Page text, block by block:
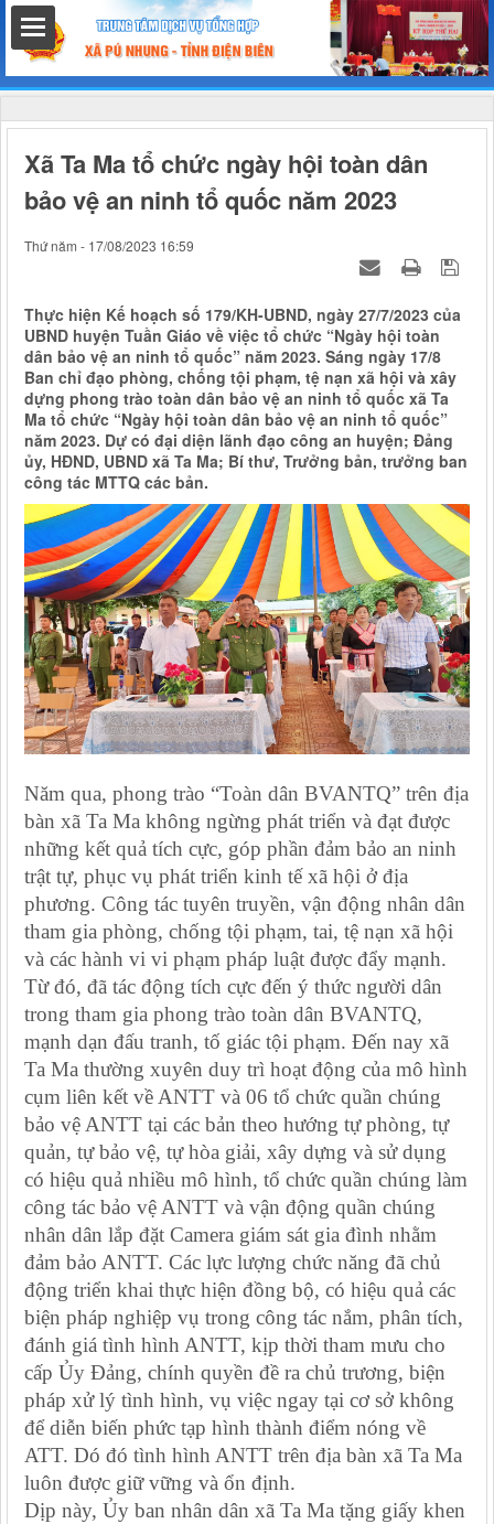
chính
Xã Ta Ma tổ chức ngày hội toàn dân
bảo vệ an ninh tổ quốc năm 2023
Thứ năm - 17/08/2023 16:59
Thực hiện Kế hoạch số 179/KH-UBND, ngày 27/7/2023 của
UBND huyện Tuần Giáo về việc tổ chức “Ngày hội toàn
dân bảo vệ an ninh tổ quốc” năm 2023. Sáng ngày 17/8
Ban chỉ đạo phòng, chống tội phạm, tệ nạn xã hội và xây
dựng phong trào toàn dân bảo vệ an ninh tổ quốc xã Ta
Ma tổ chức “Ngày hội toàn dân bảo vệ an ninh tổ quốc”
năm 2023. Dự có đại diện lãnh đạo công an huyện; Đảng
ủy, HĐND, UBND xã Ta Ma; Bí thư, Trưởng bản, trưởng ban
công tác MTTQ các bản.
Năm qua, phong trào “Toàn dân BVANTQ” trên địa
bàn xã Ta Ma không ngừng phát triển và đạt được
những kết quả tích cực, góp phần đảm bảo an ninh
trật tự, phục vụ phát triển kinh tế xã hội ở địa
phương. Công tác tuyên truyền, vận động nhân dân
tham gia phòng, chống tội phạm, tai, tệ nạn xã hội
và các hành vi vi phạm pháp luật được đẩy mạnh.
Từ đó, đã tác động tích cực đến ý thức người dân
trong tham gia phong trào toàn dân BVANTQ,
mạnh dạn đấu tranh, tố giác tội phạm. Đến nay xã
Ta Ma thường xuyên duy trì hoạt động của mô hình
cụm liên kết về ANTT và 06 tổ chức quần chúng
bảo vệ ANTT tại các bản theo hướng tự phòng, tự
quản, tự bảo vệ, tự hòa giải, xây dựng và sử dụng
có hiệu quả nhiều mô hình, tổ chức quần chúng làm
công tác bảo vệ ANTT và vận động quần chúng
nhân dân lắp đặt Camera giám sát gia đình nhằm
đảm bảo ANTT. Các lực lượng chức năng đã chủ
động triển khai thực hiện đồng bộ, có hiệu quả các
biện pháp nghiệp vụ trong công tác nắm, phân tích,
đánh giá tình hình ANTT, kịp thời tham mưu cho
cấp Ủy Đảng, chính quyền đề ra chủ trương, biện
pháp xử lý tình hình, vụ việc ngay tại cơ sở không
để diễn biến phức tạp hình thành điểm nóng về
ATT. Dó đó tình hình ANTT trên địa bàn xã Ta Ma
luôn được giữ vững và ổn định.
Dịp này, Ủy ban nhân dân xã Ta Ma tặng giấy khen